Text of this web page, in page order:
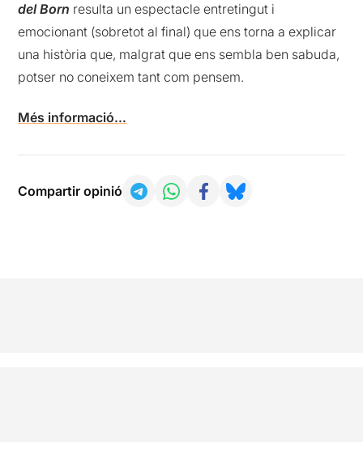
del Born resulta un espectacle entretingut i
emocionant (sobretot al final) que ens torna a explicar
una història que, malgrat que ens sembla ben sabuda,
potser no coneixem tant com pensem.
Més informació…
Compartir opinió